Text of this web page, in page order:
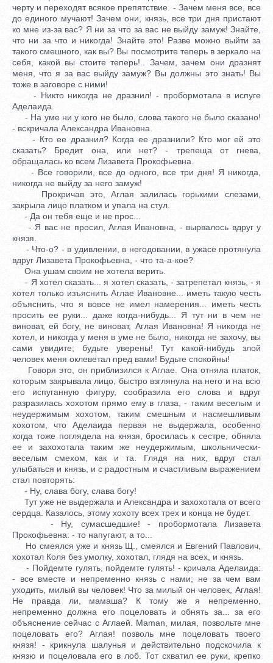
черту и переходят всякое препятствие. - Зачем меня все, все
до единого мучают! Зачем они, князь, все три дня пристают
ко мне из-за вас? Я ни за что за вас не выйду замуж! Знайте,
что ни за что и никогда! Знайте это! Разве можно выйти за
такого смешного, как вы? Вы посмотрите теперь в зеркало на
себя, какой вы стоите теперь!.. Зачем, зачем они дразнят
меня, что я за вас выйду замуж? Вы должны это знать! Вы
тоже в заговоре с ними!
- Никто никогда не дразнил! - пробормотала в испуге
Аделаида.
- На уме ни у кого не было, слова такого не было сказано!
- вскричала Александра Ивановна.
- Кто ее дразнил? Когда ее дразнили? Кто мог ей это
сказать? Бредит она, или нет? - трепеща от гнева,
обращалась ко всем Лизавета Прокофьевна.
- Все говорили, все до одного, все три дня! Я никогда,
никогда не выйду за него замуж!
Прокричав это, Аглая залилась горькими слезами,
закрыла лицо платком и упала на стул.
- Да он тебя еще и не прос...
- Я вас не просил, Аглая Ивановна, - вырвалось вдруг у
князя.
- Что-о? - в удивлении, в негодовании, в ужасе протянула
вдруг Лизавета Прокофьевна, - что та-а-кое?
Она ушам своим не хотела верить.
- Я хотел сказать... я хотел сказать, - затрепетал князь, - я
хотел только изъяснить Аглае Ивановне... иметь такую честь
объяснить, что я вовсе не имел намерения... иметь честь
просить ее руки... даже когда-нибудь... Я тут ни в чем не
виноват, ей богу, не виноват, Аглая Ивановна! Я никогда не
хотел, и никогда у меня в уме не было, никогда не захочу, вы
сами увидите; будьте уверены! Тут какой-нибудь злой
человек меня оклеветал пред вами! Будьте спокойны!
Говоря это, он приблизился к Аглае. Она отняла платок,
которым закрывала лицо, быстро взглянула на него и на всю
его испуганную фигуру, сообразила его слова и вдруг
разразилась хохотом прямо ему в глаза, - таким веселым и
неудержимым хохотом, таким смешным и насмешливым
хохотом, что Аделаида первая не выдержала, особенно
когда тоже поглядела на князя, бросилась к сестре, обняла
ее и захохотала таким же неудержимым, школьнически-
веселым смехом, как и та. Глядя на них, вдруг стал
улыбаться и князь, и с радостным и счастливым выражением
стал повторять:
- Ну, слава богу, слава богу!
Тут уже не выдержала и Александра и захохотала от всего
сердца. Казалось, этому хохоту всех трех и конца не будет.
- Ну, сумасшедшие! - пробормотала Лизавета
Прокофьевна: - то напугают, а то...
Но смеялся уже и князь Щ., смеялся и Евгений Павлович,
хохотал Коля без умолку, хохотал, глядя на всех, и князь.
- Пойдемте гулять, пойдемте гулять! - кричала Аделаида:
- все вместе и непременно князь с нами; не за чем вам
уходить, милый вы человек! Что за милый он человек, Аглая!
Не правда ли, мамаша? К тому же я непременно,
непременно должна его поцеловать и обнять за... за его
объяснение сейчас с Аглаей. Maman, милая, позвольте мне
поцеловать его? Аглая! позволь мне поцеловать твоего
князя! - крикнула шалунья и действительно подскочила к
князю и поцеловала его в лоб. Тот схватил ее руки, крепко